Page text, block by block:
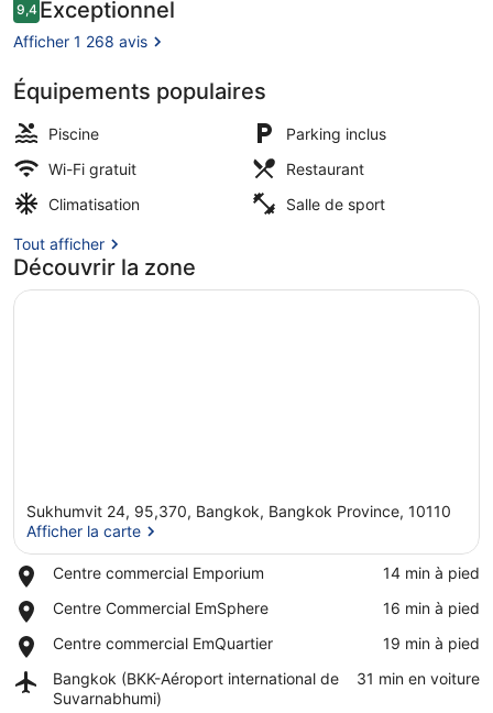
24
by
Kingston
Hotels
Valia Suite | Vue sur la ville
Avis
voyageurs
9,49,4 sur 10
Exceptionnel
Afficher 1 268 avis
Équipements populaires
Piscine
Parking inclus
Wi-Fi gratuit
Restaurant
Climatisation
Salle de sport
Tout afficher
Découvrir la zone
Sukhumvit 24, 95,370, Bangkok, Bangkok Province, 10110
Afficher la carte
Centre commercial Emporium
Place,
commercial
‪14 min à pied‬
Centre Commercial EmSphere
Place,
Commercial
‪16 min à pied‬
Centre commercial EmQuartier
Place,
commercial
EmQuartier
‪19 min à pied‬
Bangkok (BKK-Aéroport international de
Suvarnabhumi)
Airport,
Bangkok
‪31 min en voiture‬